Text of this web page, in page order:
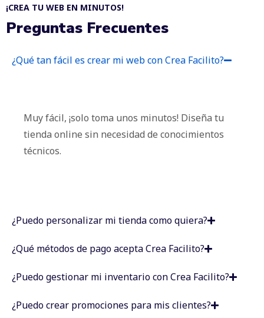
¡CREA TU WEB EN MINUTOS!
Preguntas Frecuentes
¿Qué tan fácil es crear mi web con Crea Facilito?
Muy fácil, ¡solo toma unos minutos! Diseña tu
tienda online sin necesidad de conocimientos
técnicos.
¿Puedo personalizar mi tienda como quiera?
¿Qué métodos de pago acepta Crea Facilito?
¿Puedo gestionar mi inventario con Crea Facilito?
¿Puedo crear promociones para mis clientes?